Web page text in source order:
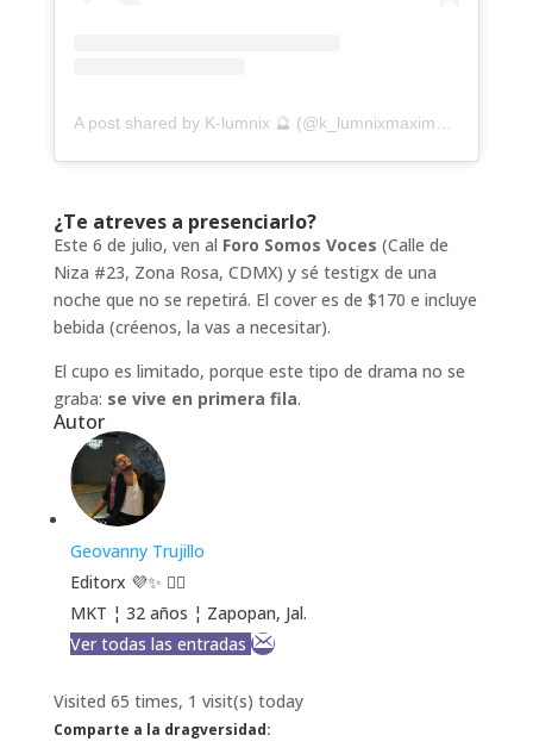
A post shared by K-lumnix 🔮 (@k_lumnixmaximoon)
¿Te atreves a presenciarlo?
Este 6 de julio, ven al Foro Somos Voces (Calle de
Niza #23, Zona Rosa, CDMX) y sé testigx de una
noche que no se repetirá. El cover es de $170 e incluye
bebida (créenos, la vas a necesitar).
El cupo es limitado, porque este tipo de drama no se
graba: se vive en primera fila.
Autor
Geovanny Trujillo
Editorx 💜✨ 🏳️‍🌈
MKT ¦ 32 años ¦ Zapopan, Jal.
Ver todas las entradas
Visited 65 times, 1 visit(s) today
Comparte a la dragversidad: